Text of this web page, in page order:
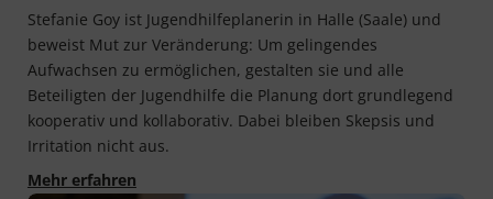
Stefanie Goy ist Jugendhilfeplanerin in Halle (Saale) und
beweist Mut zur Veränderung: Um gelingendes
Aufwachsen zu ermöglichen, gestalten sie und alle
Beteiligten der Jugendhilfe die Planung dort grundlegend
kooperativ und kollaborativ. Dabei bleiben Skepsis und
Irritation nicht aus.
Mehr erfahrenPositiv irritierend – Die Jugendhilfeplanung in